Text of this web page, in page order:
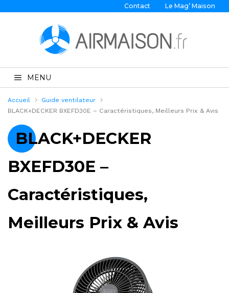
Contact Le Mag’ Maison
MENU
Accueil
Guide ventilateur
BLACK+DECKER BXEFD30E – Caractéristiques, Meilleurs Prix & Avis
BLACK+DECKER
BXEFD30E –
Caractéristiques,
Meilleurs Prix & Avis